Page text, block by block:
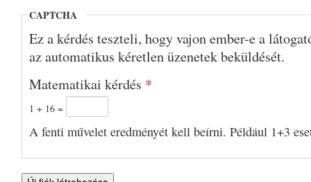
CAPTCHA
Ez a kérdés teszteli, hogy vajon ember-e a
az automatikus kéretlen üzenetek beküldését.
Matematikai kérdés *
1 + 16 =
A fenti művelet eredményét kell beírni. Például 1+3